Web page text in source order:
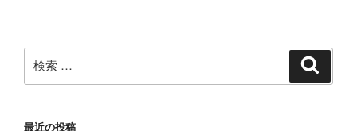
索:
最近の投稿